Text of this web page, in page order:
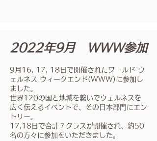
2022年9月 WWW参加
9月16, 17, 18日で開催されたワールド ウ
ェルネス ウィークエンド(WWW)に参加し
ました。
世界120の国と地域を繋いでウェルネスを
広く伝えるイベントで、その日本部門にエン
トリー。
17,18日で合計７クラスが開催され、約50
名の方々に参加をいただきました。